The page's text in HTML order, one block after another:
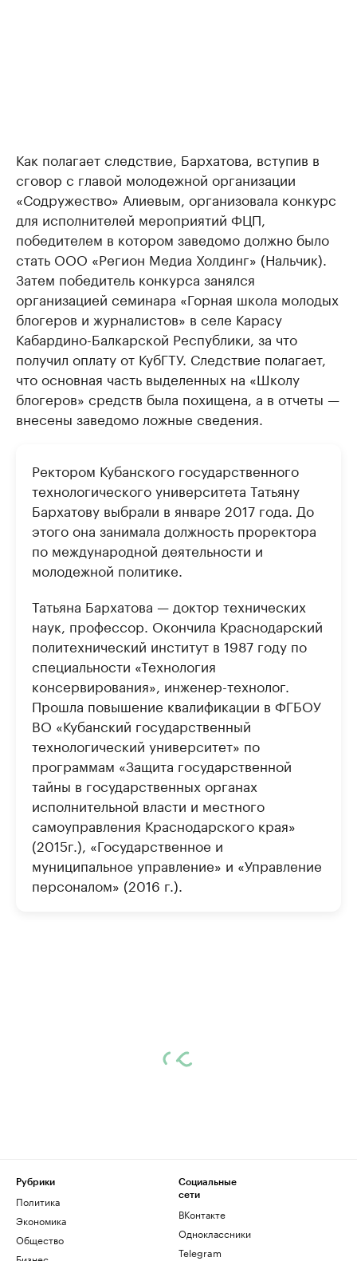
Как полагает следствие, Бархатова, вступив в
сговор с главой молодежной организации
«Содружество» Алиевым, организовала конкурс
для исполнителей мероприятий ФЦП,
победителем в котором заведомо должно было
стать ООО «Регион Медиа Холдинг» (Нальчик).
Затем победитель конкурса занялся
организацией семинара «Горная школа молодых
блогеров и журналистов» в селе Карасу
Кабардино-Балкарской Республики, за что
получил оплату от КубГТУ. Следствие полагает,
что основная часть выделенных на «Школу
блогеров» средств была похищена, а в отчеты —
внесены заведомо ложные сведения.
Ректором Кубанского государственного
технологического университета Татьяну
Бархатову выбрали в январе 2017 года. До
этого она занимала должность проректора
по международной деятельности и
молодежной политике.
Татьяна Бархатова — доктор технических
наук, профессор. Окончила Краснодарский
политехнический институт в 1987 году по
специальности «Технология
консервирования», инженер-технолог.
Прошла повышение квалификации в ФГБОУ
ВО «Кубанский государственный
технологический университет» по
программам «Защита государственной
тайны в государственных органах
исполнительной власти и местного
самоуправления Краснодарского края»
(2015г.), «Государственное и
муниципальное управление» и «Управление
персоналом» (2016 г.).
Рубрики
Политика
Экономика
Общество
Социальные
сети
ВКонтакте
Одноклассники
Telegram